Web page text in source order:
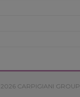
CARPIGIANI